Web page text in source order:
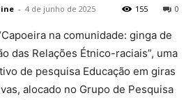
- 4 de junho de 2025 0
155
na comunidade: ginga de
das Relações Étnico-raciais”, uma
de pesquisa Educação em giras
alocado no Grupo de Pesquisa